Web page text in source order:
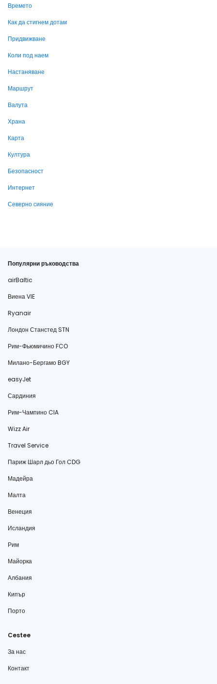
Времето
Как да стигнем дотам
Придвижване
Коли под наем
Настаняване
Маршрут
Валута
Храна
Карта
Култура
Безопасност
Интернет
Северно сияние
Популярни ръководства
airBaltic
Виена VIE
Ryanair
Лондон Станстед STN
Рим-Фьюмичино FCO
Милано-Бергамо BGY
easyJet
Сардиния
Рим-Чампино CIA
Wizz Air
Travel Service
Париж Шарл дьо Гол CDG
Мадейра
Малта
Венеция
Исландия
Рим
Майорка
Албания
Кипър
Порто
Cestee
За нас
Контакт